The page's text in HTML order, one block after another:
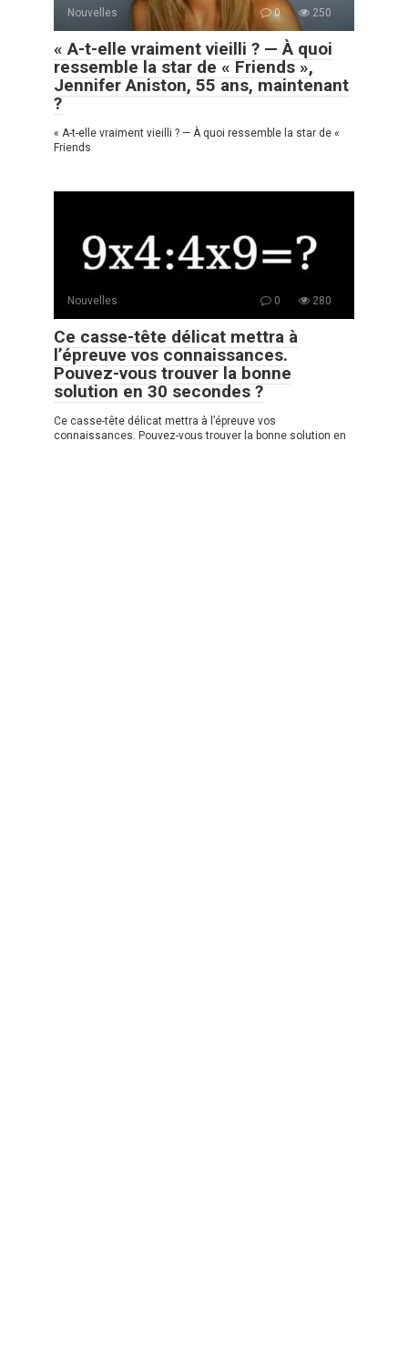
Nouvelles 0 250
« A-t-elle vraiment vieilli ? — À quoi
ressemble la star de « Friends »,
Jennifer Aniston, 55 ans, maintenant
?
« A-t-elle vraiment vieilli ? — À quoi ressemble la star de «
Friends
Nouvelles 0 280
Ce casse-tête délicat mettra à
l’épreuve vos connaissances.
Pouvez-vous trouver la bonne
solution en 30 secondes ?
Ce casse-tête délicat mettra à l’épreuve vos
connaissances. Pouvez-vous trouver la bonne solution en